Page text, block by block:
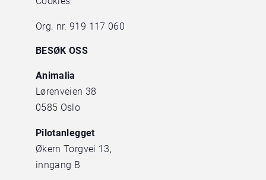
Org. nr. 919 117 060
BESØK OSS
Animalia
Lørenveien 38
0585 Oslo
Pilotanlegget
Økern Torgvei 13,
inngang B